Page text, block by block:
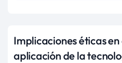
Implicaciones éticas
aplicación de la